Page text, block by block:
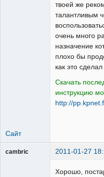
твоей же
талантливым
очень много
назначение
плохо бы
как это
Скачать
инструкцию
http://
Сайт
cambric 2011-01-27
Хорошо,